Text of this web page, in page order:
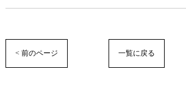
< 前のページ 一覧に戻る